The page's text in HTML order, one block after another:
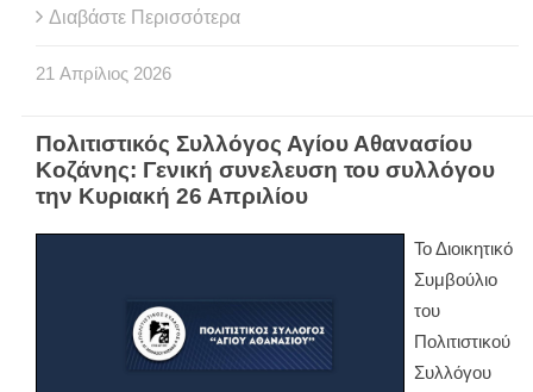
Διαβάστε Περισσότερα
21 Απρίλιος 2026
Πολιτιστικός Συλλόγος Αγίου Αθανασίου
Κοζάνης: Γενική συνελευση του συλλόγου
την Κυριακή 26 Απριλίου
Το Διοικητικό
Συμβούλιο
του
Πολιτιστικού
Συλλόγου